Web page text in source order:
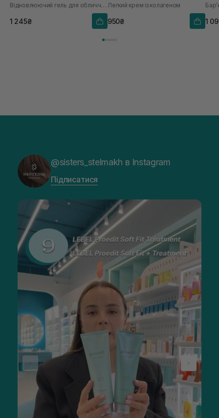
Відновлюючий гель для обличчя з екстрактом центели
1 245₴
Легкий крем із колагеном
950₴ 1
@sisters_stelmakh в Instagram
Підписатися